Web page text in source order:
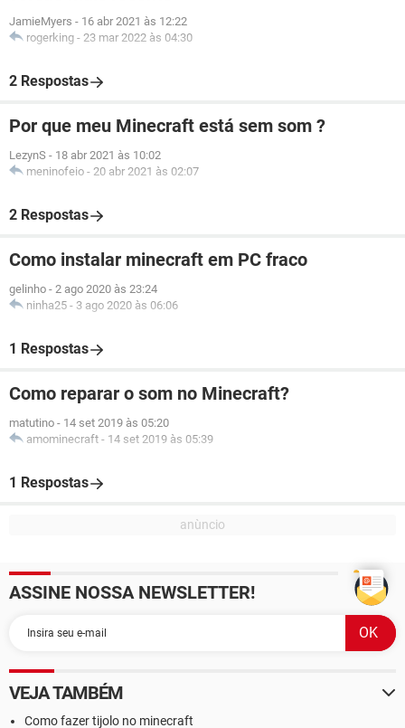
JamieMyers - 16 abr 2021 às 12:22
rogerking - 23 mar 2022 às 04:30
2 Respostas
Por que meu Minecraft está sem som ?
LezynS - 18 abr 2021 às 10:02
meninofeio - 20 abr 2021 às 02:07
2 Respostas
Como instalar minecraft em PC fraco
gelinho - 2 ago 2020 às 23:24
ninha25 - 3 ago 2020 às 06:06
1 Respostas
Como reparar o som no Minecraft?
matutino - 14 set 2019 às 05:20
amominecraft - 14 set 2019 às 05:39
1 Respostas
ASSINE NOSSA NEWSLETTER!
VEJA TAMBÉM
Como fazer tijolo no minecraft